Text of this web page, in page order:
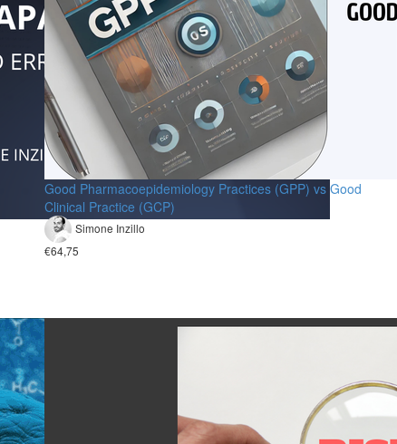
Good Pharmacoepidemiology Practices (GPP) vs Good
Clinical Practice (GCP)
Simone Inzillo
€64,75